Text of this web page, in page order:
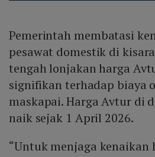
Pemerintah membatasi
pesawat domestik di
tengah lonjakan harga
signifikan terhadap biaya
maskapai. Harga Avtur di
naik sejak 1 April 2026.
“Untuk menjaga kenaikan